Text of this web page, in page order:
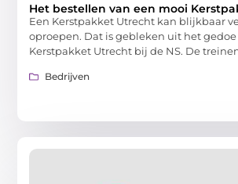
Het bestellen van een mooi
Een Kerstpakket Utrecht kan blijkbaar
oproepen. Dat is gebleken uit het
Kerstpakket Utrecht bij de NS. De
Bedrijven